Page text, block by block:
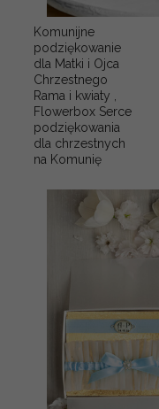
Komunijne
podziękowanie
dla Matki i Ojca
Chrzestnego
Rama i kwiaty ,
Flowerbox Serce
podziękowania
dla chrzestnych
na Komunię